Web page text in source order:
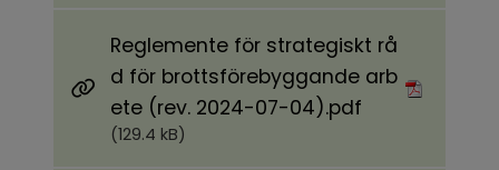
Reglemente för strategiskt rå
d för brottsförebyggande arb
ete (rev. 2024-07-04).pdf
(129.4 kB)